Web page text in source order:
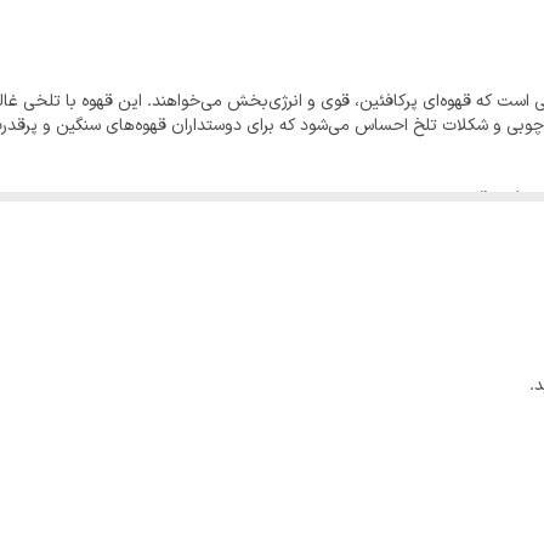
حجیم و طعم عمیق شکلاتی–با رگه هایی از نت های شرابی بزنن.
ترکیب‌سازی پایه‌ای قوی بسازی، این دان یکی از انتخاب‌های درجه‌یک بازاره.
است که قهوه‌ای پرکافئین، قوی و انرژی‌بخش می‌خواهند. این قهوه با تلخی
چوبی و شکلات تلخ احساس می‌شود که برای دوستداران قهوه‌های سنگین و
و طعم قوی